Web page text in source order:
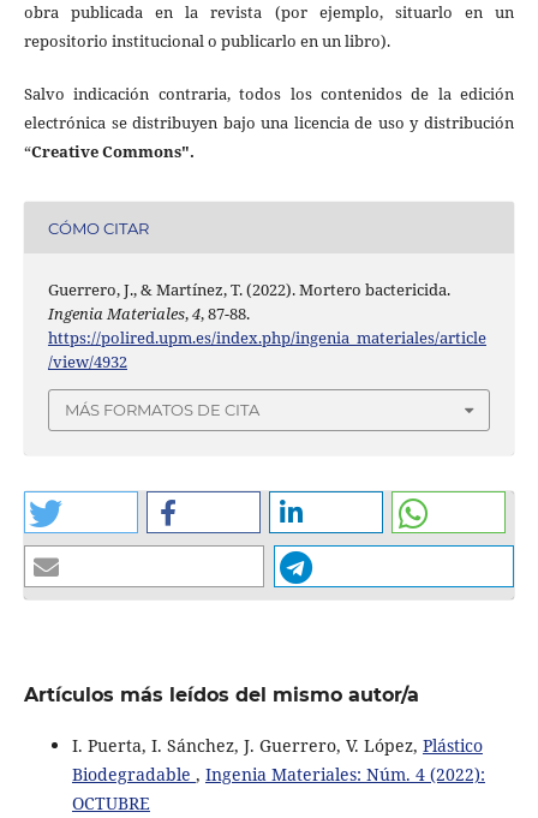
obra publicada en la revista (por ejemplo, situarlo en un
repositorio institucional o publicarlo en un libro).
Salvo indicación contraria, todos los contenidos de la edición
electrónica se distribuyen bajo una licencia de uso y distribución
“Creative Commons".
CÓMO CITAR
Guerrero, J., & Martínez, T. (2022). Mortero bactericida.
Ingenia Materiales,4, 87-88.
https://polired.upm.es/index.php/ingenia_materiales/article
/view/4932
MÁS FORMATOS DE CITA
Artículos más leídos del mismo autor/a
I. Puerta, I. Sánchez, J. Guerrero, V. López, Plástico
Biodegradable , Ingenia Materiales: Núm. 4 (2022):
OCTUBRE